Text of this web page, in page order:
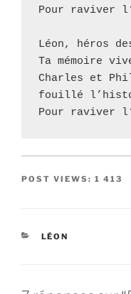
Pour raviver
Léon, héros
Ta mémoire
Charles et
fouillé
Pour raviver
POST VIEWS: 1 413
CATÉGORIES
LÉON